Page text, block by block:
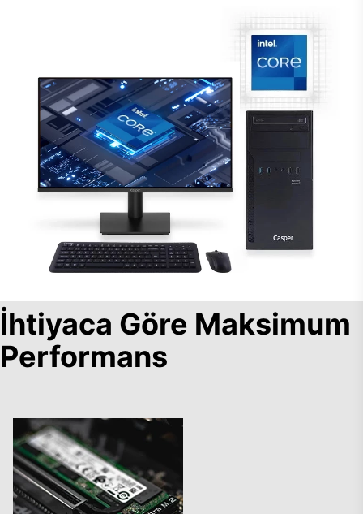
İhtiyaca Göre Maksimum
Performans